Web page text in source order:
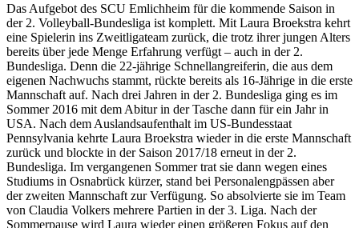
Das Aufgebot des SCU Emlichheim für die kommende Saison in
der 2. Volleyball-Bundesliga ist komplett. Mit Laura Broekstra kehrt
eine Spielerin ins Zweitligateam zurück, die trotz ihrer jungen Alters
bereits über jede Menge Erfahrung verfügt – auch in der 2.
Bundesliga. Denn die 22-jährige Schnellangreiferin, die aus dem
eigenen Nachwuchs stammt, rückte bereits als 16-Jährige in die erste
Mannschaft auf. Nach drei Jahren in der 2. Bundesliga ging es im
Sommer 2016 mit dem Abitur in der Tasche dann für ein Jahr in
USA. Nach dem Auslandsaufenthalt im US-Bundesstaat
Pennsylvania kehrte Laura Broekstra wieder in die erste Mannschaft
zurück und blockte in der Saison 2017/18 erneut in der 2.
Bundesliga. Im vergangenen Sommer trat sie dann wegen eines
Studiums in Osnabrück kürzer, stand bei Personalengpässen aber
der zweiten Mannschaft zur Verfügung. So absolvierte sie im Team
von Claudia Volkers mehrere Partien in der 3. Liga. Nach der
Sommerpause wird Laura wieder einen größeren Fokus auf den